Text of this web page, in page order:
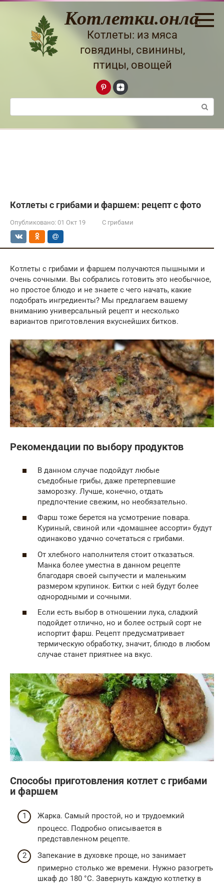
Перейти
Котлетки.онлайн
Котлеты: из мяса
говядины, свинины,
птицы, овощей
Поиск:
Котлеты с грибами и фаршем: рецепт с фото
Опубликовано: 01 Окт 19 С грибами
Котлеты с грибами и фаршем получаются пышными и
очень сочными. Вы собрались готовить это необычное,
но простое блюдо и не знаете с чего начать, какие
подобрать ингредиенты? Мы предлагаем вашему
вниманию универсальный рецепт и несколько
вариантов приготовления вкуснейших битков.
Рекомендации по выбору продуктов
В данном случае подойдут любые
съедобные грибы, даже претерпевшие
заморозку. Лучше, конечно, отдать
предпочтение свежим, но необязательно.
Фарш тоже берется на усмотрение повара.
Куриный, свиной или «домашнее ассорти» будут
одинаково удачно сочетаться с грибами.
От хлебного наполнителя стоит отказаться.
Манка более уместна в данном рецепте
благодаря своей сыпучести и маленьким
размером крупинок. Битки с ней будут более
однородными и сочными.
Если есть выбор в отношении лука, сладкий
подойдет отлично, но и более острый сорт не
испортит фарш. Рецепт предусматривает
термическую обработку, значит, блюдо в любом
случае станет приятнее на вкус.
Способы приготовления котлет с грибами
и фаршем
Жарка. Самый простой, но и трудоемкий
процесс. Подробно описывается в
представленном рецепте.
Запекание в духовке проще, но занимает
примерно столько же времени. Нужно разогреть
шкаф до 180 °С. Завернуть каждую котлетку в